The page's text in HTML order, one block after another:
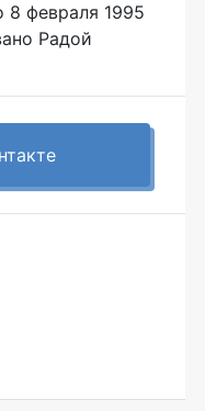
8 февраля 1995
Радой